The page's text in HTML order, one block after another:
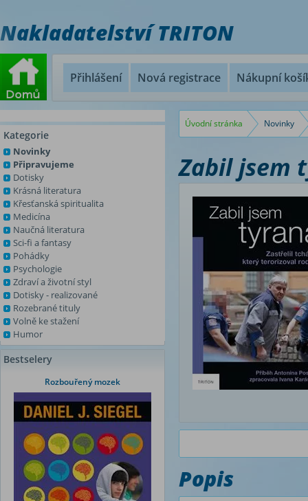
Nakladatelství TRITON
Přihlášení Nová registrace Nákupní
Kategorie
Novinky
Připravujeme
Dotisky
Krásná literatura
Křesťanská spiritualita
Medicína
Naučná literatura
Sci-fi a fantasy
Pohádky
Psychologie
Zdraví a životní styl
Dotisky - realizované
Rozebrané tituly
Volně ke stažení
Humor
Bestselery
Rozbouřený mozek
Úvodní stránka Novinky
Zabil jsem
Popis